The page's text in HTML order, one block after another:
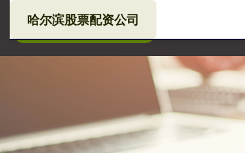
哈尔滨股票配资公司
哈尔滨股票配资公司